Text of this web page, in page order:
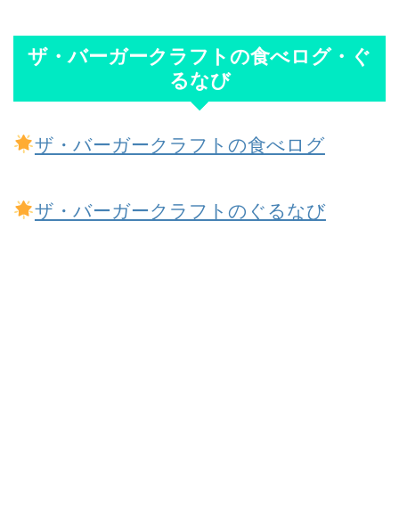
ザ・バーガークラフトの食べログ・ぐ
るなび
ザ・バーガークラフトの食べログ
ザ・バーガークラフトのぐるなび